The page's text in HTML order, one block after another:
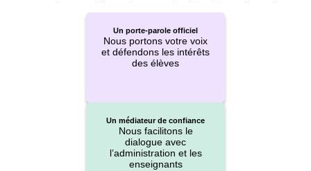
Un porte-parole officiel
Nous portons votre voix
et défendons les intérêts
des élèves
Un médiateur de confiance
Nous facilitons le
dialogue avec
l’administration et les
enseignants